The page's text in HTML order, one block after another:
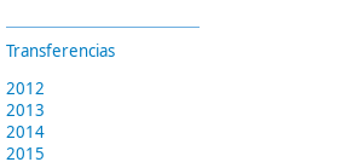
Transferencias
2012
2013
2014
2015